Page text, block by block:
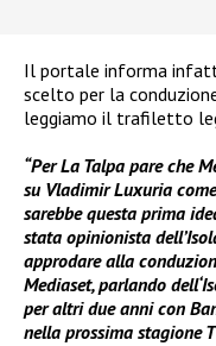
Il portale informa
scelto per la
leggiamo il trafiletto
“Per La Talpa pare che
su Vladimir Luxuria
sarebbe questa prima
stata opinionista
approdare alla
Mediaset, parlando
per altri due anni con
nella prossima stagione